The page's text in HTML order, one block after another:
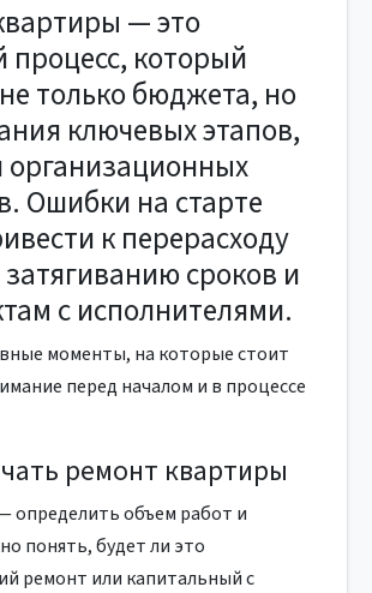
— это
который
только бюджета, но
ключевых этапов,
организационных
Ошибки на старте
к перерасходу
затягиванию сроков и
с исполнителями.
моменты, на которые стоит
перед началом и в процессе
ремонт квартиры
определить объем работ и
понять, будет ли это
ремонт или капитальный с